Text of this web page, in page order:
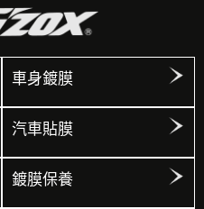
車身鍍膜
汽車貼膜
鍍膜保養